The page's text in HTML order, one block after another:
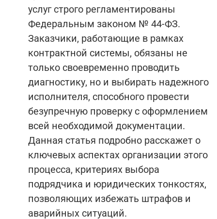
услуг строго регламентированы
Федеральным законом № 44-ФЗ.
Заказчики, работающие в рамках
контрактной системы, обязаны не
только своевременно проводить
диагностику, но и выбирать надежного
исполнителя, способного провести
безупречную проверку с оформлением
всей необходимой документации.
Данная статья подробно расскажет о
ключевых аспектах организации этого
процесса, критериях выбора
подрядчика и юридических тонкостях,
позволяющих избежать штрафов и
аварийных ситуаций.